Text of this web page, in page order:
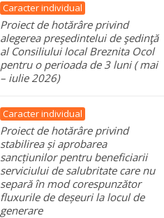
Caracter individual
Proiect de hotărâre privind
alegerea preşedintelui de şedinţă
al Consiliului local Breznita Ocol
pentru o perioada de 3 luni ( mai
– iulie 2026)
Caracter individual
Proiect de hotărâre privind
stabilirea și aprobarea
sancțiunilor pentru beneficiarii
serviciului de salubritate care nu
separă în mod corespunzător
fluxurile de deșeuri la locul de
generare